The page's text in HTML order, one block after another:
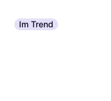
Im Trend